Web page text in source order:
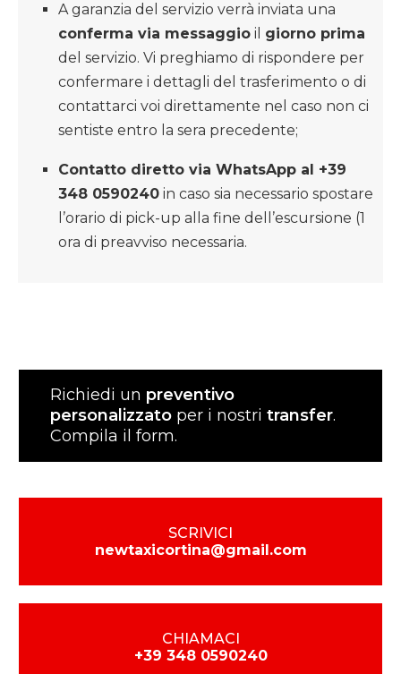
A garanzia del servizio verrà inviata una
conferma via messaggio il giorno prima
del servizio. Vi preghiamo di rispondere per
confermare i dettagli del trasferimento o di
contattarci voi direttamente nel caso non ci
sentiste entro la sera precedente;
Contatto diretto via WhatsApp al +39
348 0590240 in caso sia necessario spostare
l’orario di pick-up alla fine dell’escursione (1
ora di preavviso necessaria.
Richiedi un preventivo
personalizzato per i nostri transfer.
Compila il form.
SCRIVICI
newtaxicortina@gmail.com
CHIAMACI
+39 348 0590240